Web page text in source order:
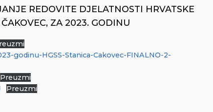
REDOVITE DJELATNOSTI HRVATSKE
ZA 2023. GODINU
godinu-HGSS-Stanica-Cakovec-FINALNO-2-
Preuzmi
Preuzmi